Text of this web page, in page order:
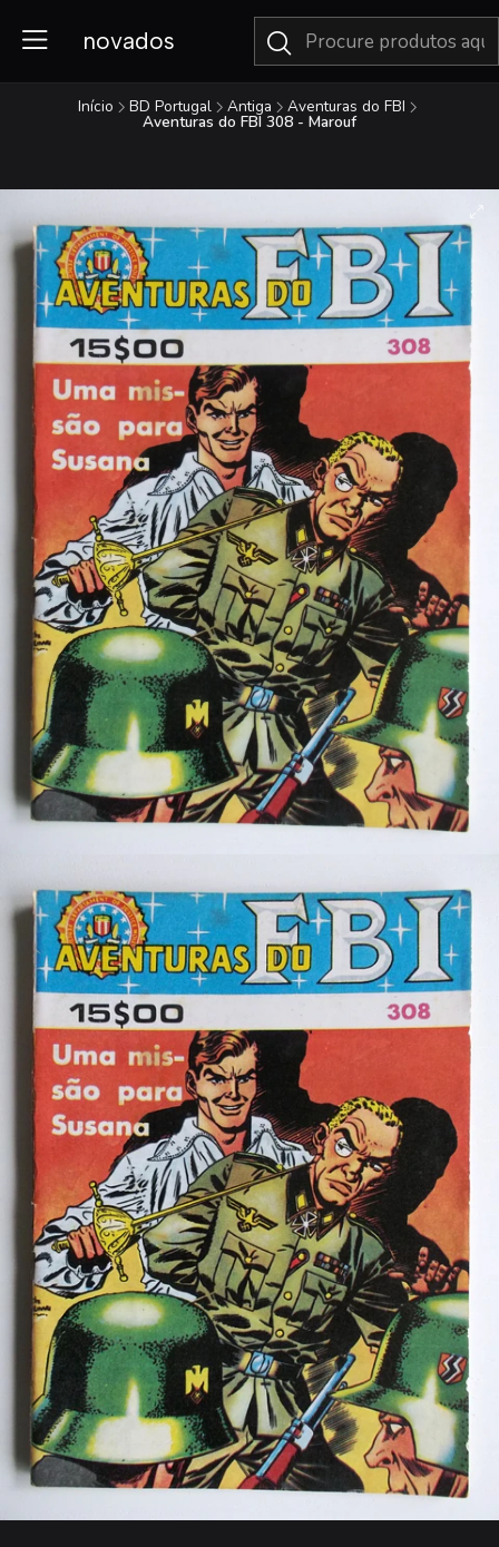
novados
Início BD Portugal Antiga Aventuras do FBI
Aventuras do FBI 308 - Marouf